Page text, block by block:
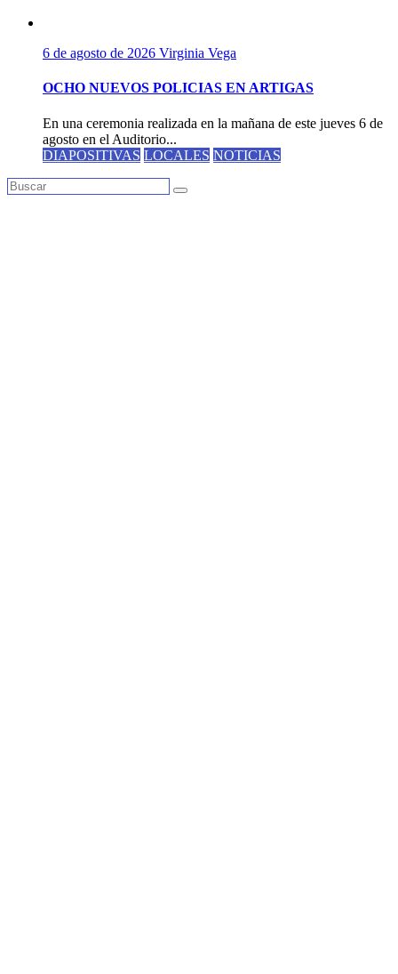
6 de agosto de 2026 Virginia Vega
OCHO NUEVOS POLICIAS EN ARTIGAS
En una ceremonia realizada en la mañana de este jueves 6 de
agosto en el Auditorio...
DIAPOSITIVAS LOCALES NOTICIAS